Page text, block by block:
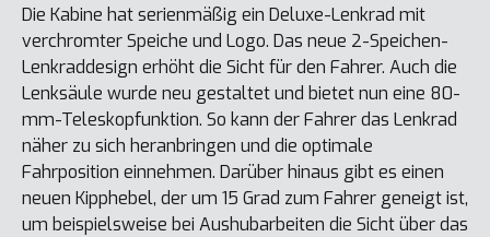
Die Kabine hat serienmäßig ein Deluxe-Lenkrad mit
verchromter Speiche und Logo. Das neue 2-Speichen-
Lenkraddesign erhöht die Sicht für den Fahrer. Auch die
Lenksäule wurde neu gestaltet und bietet nun eine 80-
mm-Teleskopfunktion. So kann der Fahrer das Lenkrad
näher zu sich heranbringen und die optimale
Fahrposition einnehmen. Darüber hinaus gibt es einen
neuen Kipphebel, der um 15 Grad zum Fahrer geneigt ist,
um beispielsweise bei Aushubarbeiten die Sicht über das